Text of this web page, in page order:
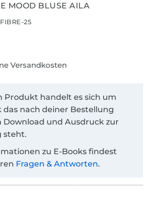
MOOD BLUSE AILA
FIBRE-25
Versandkosten
Produkt handelt es sich um
das nach deiner Bestellung
Download und Ausdruck zur
steht.
zu E-Books findest
Fragen & Antworten.